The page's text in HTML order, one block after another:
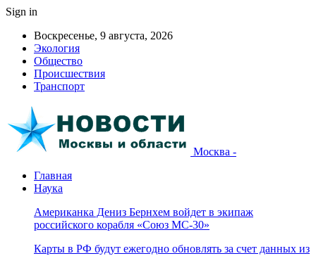
Sign in
Воскресенье, 9 августа, 2026
Экология
Общество
Происшествия
Транспорт
Москва -
Главная
Наука
Американка Дениз Бернхем войдет в экипаж
российского корабля «Союз МС-30»
Карты в РФ будут ежегодно обновлять за счет данных из